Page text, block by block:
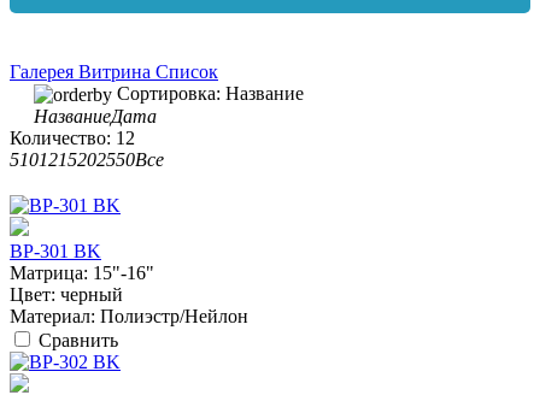
Галерея Витрина Список
Сортировка: Название
НазваниеДата
Количество: 12
5101215202550Все
BP-301 BK
Матрица: 15"-16"
Цвет: черный
Материал: Полиэстр/Нейлон
Сравнить